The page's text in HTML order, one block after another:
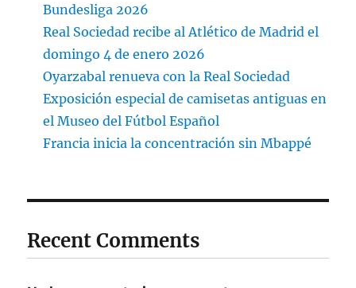
Bundesliga 2026
Real Sociedad recibe al Atlético de Madrid el
domingo 4 de enero 2026
Oyarzabal renueva con la Real Sociedad
Exposición especial de camisetas antiguas en
el Museo del Fútbol Español
Francia inicia la concentración sin Mbappé
Recent Comments